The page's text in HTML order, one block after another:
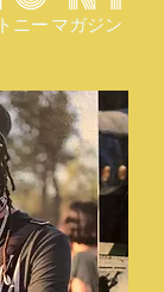
トニー マガジン